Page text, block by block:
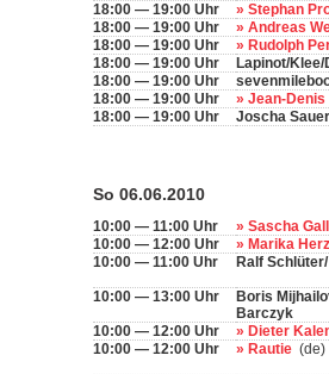
18:00 — 19:00 Uhr
» Stephan
18:00 — 19:00 Uhr
» Andreas
18:00 — 19:00 Uhr
» Rudolph
18:00 — 19:00 Uhr
Lapinot/
18:00 — 19:00 Uhr
18:00 — 19:00 Uhr
» Jean-
18:00 — 19:00 Uhr
Joscha
So 06.06.2010
10:00 — 11:00 Uhr
» Sascha
10:00 — 12:00 Uhr
» Marika
10:00 — 11:00 Uhr
Ralf
10:00 — 13:00 Uhr
Boris
Barczyk
10:00 — 12:00 Uhr
» Dieter
10:00 — 12:00 Uhr
» Rautie (de)